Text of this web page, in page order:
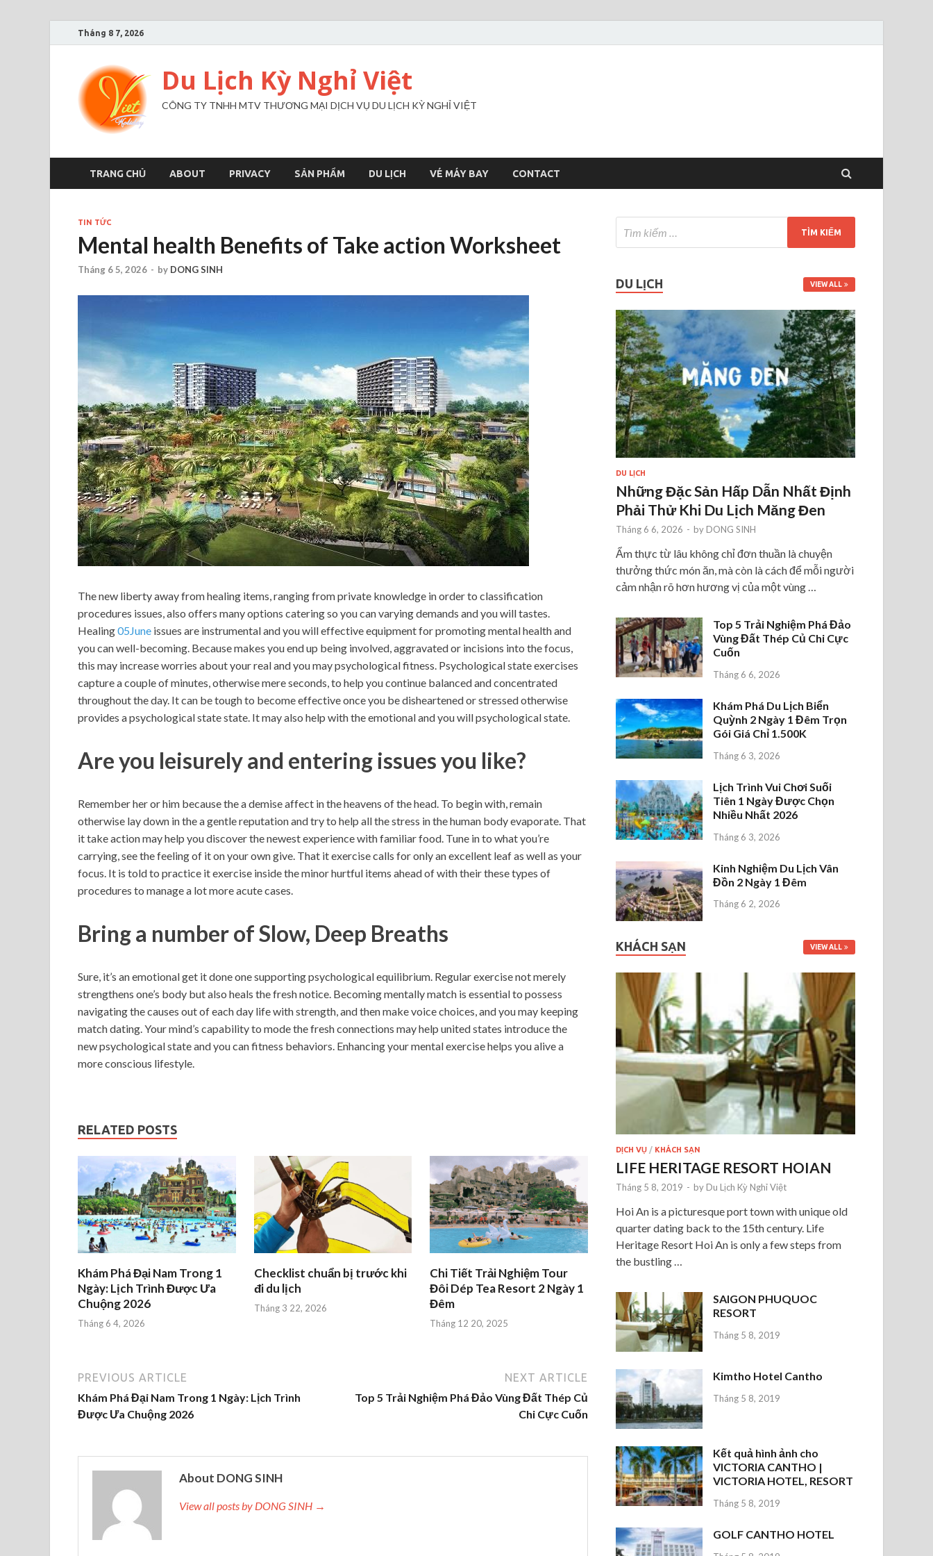
Tháng 8 7, 2026
Du Lịch Kỳ Nghỉ Việt
CÔNG TY TNHH MTV THƯƠNG MẠI DỊCH VỤ DU LỊCH KỲ NGHỈ VIỆT
TRANG CHỦ ABOUT PRIVACY SẢN PHẨM DU LỊCH VÉ MÁY BAY CONTACT
TIN TỨC
Mental health Benefits of Take action Worksheet
Tháng 6 5, 2026 - by DONG SINH
The new liberty away from healing items, ranging from private knowledge in order to classification
procedures issues, also offers many options catering so you can varying demands and you will tastes.
Healing05June issues are instrumental and you will effective equipment for promoting mental health and
you can well-becoming. Because makes you end up being involved, aggravated or incisions into the focus,
this may increase worries about your real and you may psychological fitness. Psychological state exercises
capture a couple of minutes, otherwise mere seconds, to help you continue balanced and concentrated
throughout the day. It can be tough to become effective once you be disheartened or stressed otherwise
provides a psychological state state. It may also help with the emotional and you will psychological state.
Are you leisurely and entering issues you like?
Remember her or him because the a demise affect in the heavens of the head. To begin with, remain
otherwise lay down in the a gentle reputation and try to help all the stress in the human body evaporate. That
it take action may help you discover the newest experience with familiar food. Tune in to what you’re
carrying, see the feeling of it on your own give. That it exercise calls for only an excellent leaf as well as your
focus. It is told to practice it exercise inside the minor hurtful items ahead of with their these types of
procedures to manage a lot more acute cases.
Bring a number of Slow, Deep Breaths
Sure, it’s an emotional get it done one supporting psychological equilibrium. Regular exercise not merely
strengthens one’s body but also heals the fresh notice. Becoming mentally match is essential to possess
navigating the causes out of each day life with strength, and then make voice choices, and you may keeping
match dating. Your mind’s capability to mode the fresh connections may help united states introduce the
new psychological state and you can fitness behaviors. Enhancing your mental exercise helps you alive a
more conscious lifestyle.
RELATED POSTS
Khám Phá Đại Nam Trong 1
Ngày: Lịch Trình Được Ưa
Chuộng 2026
Tháng 6 4, 2026
Checklist chuẩn bị trước khi
đi du lịch
Tháng 3 22, 2026
Chi Tiết Trải Nghiệm Tour
Đôi Dép Tea Resort 2 Ngày 1
Đêm
Tháng 12 20, 2025
PREVIOUS ARTICLE
Khám Phá Đại Nam Trong 1 Ngày: Lịch Trình
Được Ưa Chuộng 2026
NEXT ARTICLE
Top 5 Trải Nghiệm Phá Đảo Vùng Đất Thép Củ
Chi Cực Cuốn
About DONG SINH
View all posts by DONG SINH →
DU LỊCH VIEW ALL
DU LỊCH
Những Đặc Sản Hấp Dẫn Nhất Định
Phải Thử Khi Du Lịch Măng Đen
Tháng 6 6, 2026 - by DONG SINH
Ẩm thực từ lâu không chỉ đơn thuần là chuyện
thưởng thức món ăn, mà còn là cách để mỗi người
cảm nhận rõ hơn hương vị của một vùng …
Top 5 Trải Nghiệm Phá Đảo
Vùng Đất Thép Củ Chi Cực
Cuốn
Tháng 6 6, 2026
Khám Phá Du Lịch Biển
Quỳnh 2 Ngày 1 Đêm Trọn
Gói Giá Chỉ 1.500K
Tháng 6 3, 2026
Lịch Trình Vui Chơi Suối
Tiên 1 Ngày Được Chọn
Nhiều Nhất 2026
Tháng 6 3, 2026
Kinh Nghiệm Du Lịch Vân
Đồn 2 Ngày 1 Đêm
Tháng 6 2, 2026
KHÁCH SẠN VIEW ALL
DỊCH VỤ / KHÁCH SẠN
LIFE HERITAGE RESORT HOIAN
Tháng 5 8, 2019 - by Du Lịch Kỳ Nghỉ Việt
Hoi An is a picturesque port town with unique old
quarter dating back to the 15th century. Life
Heritage Resort Hoi An is only a few steps from
the bustling …
SAIGON PHUQUOC
RESORT
Tháng 5 8, 2019
Kimtho Hotel Cantho
Tháng 5 8, 2019
Kết quả hình ảnh cho
VICTORIA CANTHO |
VICTORIA HOTEL, RESORT
Tháng 5 8, 2019
GOLF CANTHO HOTEL